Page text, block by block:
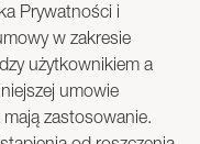
Prywatności i
w zakresie
użytkownikiem a
umowie
zastosowanie.